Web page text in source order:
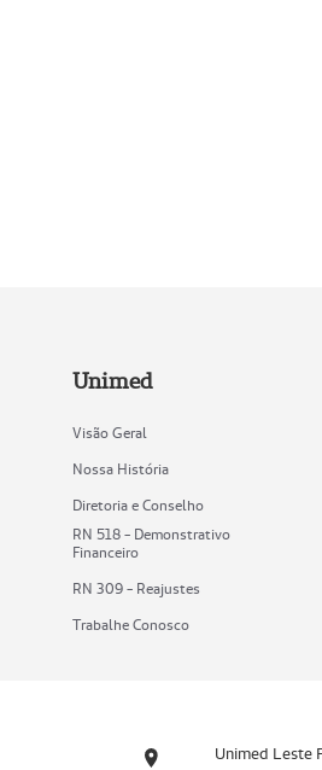
Unimed
Visão Geral
Nossa História
Diretoria e Conselho
RN 518 - Demonstrativo
Financeiro
RN 309 - Reajustes
Trabalhe Conosco
Unimed Leste